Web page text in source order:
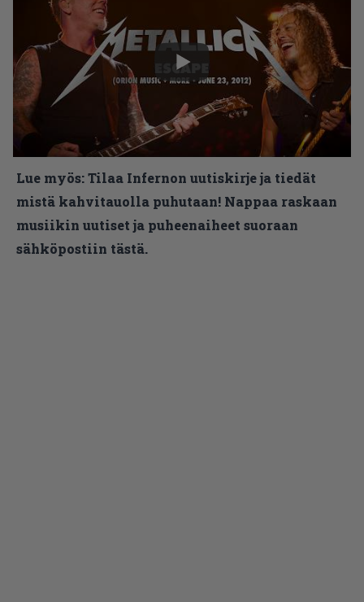
Lue myös:Tilaa Infernon uutiskirje ja tiedät
mistä kahvitauolla puhutaan! Nappaa raskaan
musiikin uutiset ja puheenaiheet suoraan
sähköpostiin tästä.